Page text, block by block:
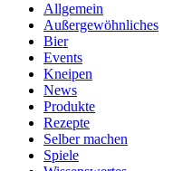
Allgemein
Außergewöhnliches
Bier
Events
Kneipen
News
Produkte
Rezepte
Selber machen
Spiele